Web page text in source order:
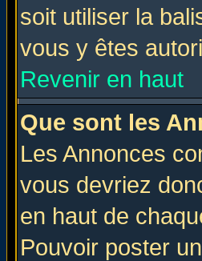
soit utiliser la
vous y êtes
Revenir en haut
Que sont les
Les Annonces
vous devriez
en haut de
Pouvoir poster